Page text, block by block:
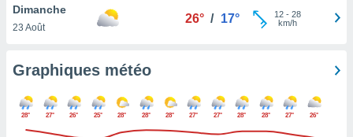
sur le
et que
ne
Dimanche
23 Août
26° / 17° 12- 28
km/h
Graphiques météo
28° 27° 26° 25° 28° 28° 28° 27° 27° 28° 28° 27° 26°